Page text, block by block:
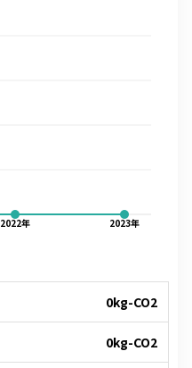
2022年 2023年
0kg-CO2
0kg-CO2